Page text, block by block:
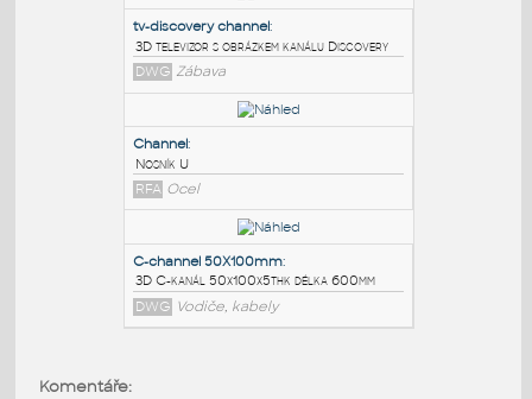
PODOBNÉ BLOKY:
2x2 channel:
DWG
tv-discovery channel
3D televizor s obrázkem kanálu Discovery
DWG Zábava
Komentáře: